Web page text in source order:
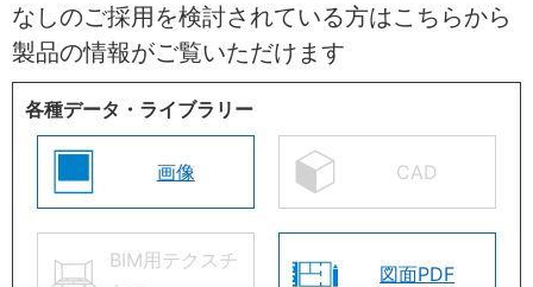
なしのご採用を検討されている方はこちらから
製品の情報がご覧いただけます
各種データ・ライブラリー
画像 CAD
BIM用テクスチ
図面PDF